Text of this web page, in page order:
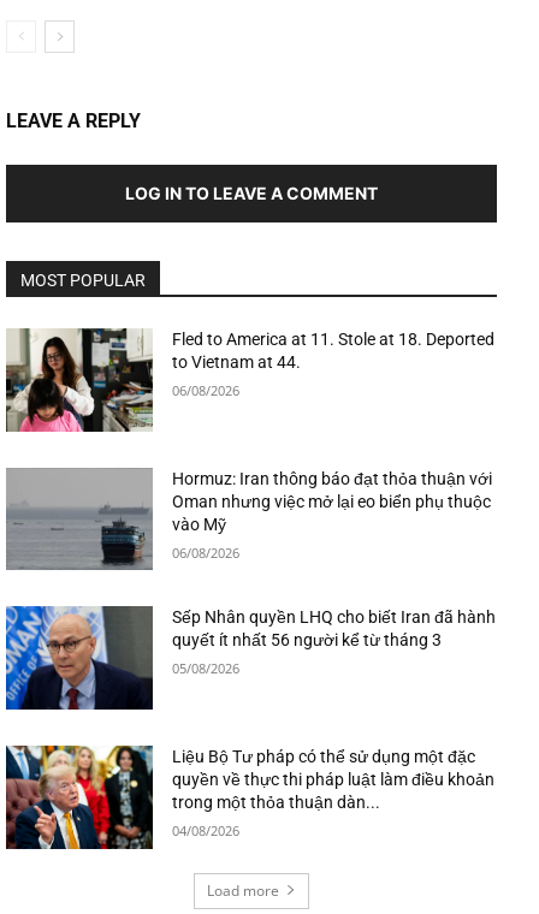
LEAVE A REPLY
LOG IN TO LEAVE A COMMENT
MOST POPULAR
Fled to America at 11. Stole at 18. Deported
to Vietnam at 44.
06/08/2026
Hormuz: Iran thông báo đạt thỏa thuận với
Oman nhưng việc mở lại eo biển phụ thuộc
vào Mỹ
06/08/2026
Sếp Nhân quyền LHQ cho biết Iran đã hành
quyết ít nhất 56 người kể từ tháng 3
05/08/2026
Liệu Bộ Tư pháp có thể sử dụng một đặc
quyền về thực thi pháp luật làm điều khoản
trong một thỏa thuận dàn...
04/08/2026
Load more